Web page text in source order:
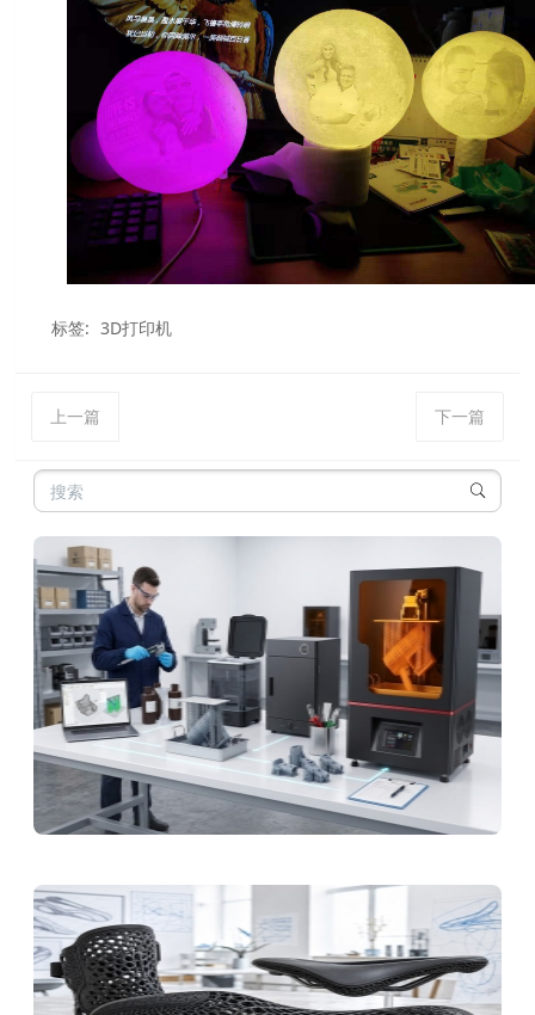
标签: 3D打印机
上一篇 下一篇